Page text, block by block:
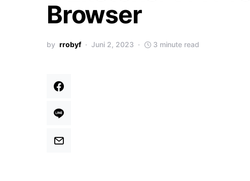
Browser
by rrobyf Juni 2, 2023 3 minute read